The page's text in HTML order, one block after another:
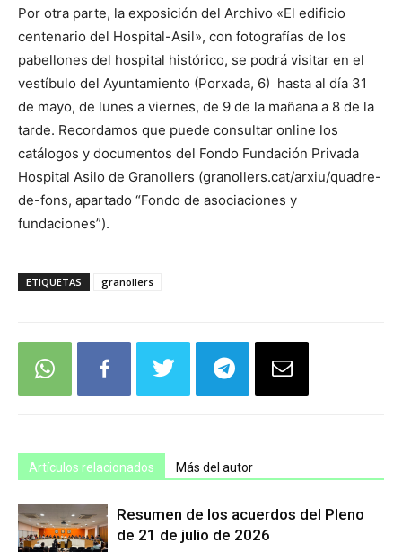
Por otra parte, la exposición del Archivo «El edificio
centenario del Hospital-Asil», con fotografías de los
pabellones del hospital histórico, se podrá visitar en el
vestíbulo del Ayuntamiento (Porxada, 6) hasta al día 31
de mayo, de lunes a viernes, de 9 de la mañana a 8 de la
tarde. Recordamos que puede consultar online los
catálogos y documentos del Fondo Fundación Privada
Hospital Asilo de Granollers (granollers.cat/arxiu/quadre-
de-fons, apartado “Fondo de asociaciones y
fundaciones”).
ETIQUETAS granollers
Artículos relacionados Más del autor
Resumen de los acuerdos del Pleno
de 21 de julio de 2026